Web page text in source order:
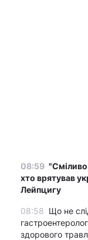
08:59
хто врятував
Лейпцигу
08:58 Що не
здорового